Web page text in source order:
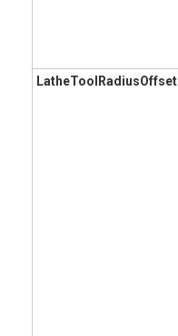
LatheToolRadiusOffset